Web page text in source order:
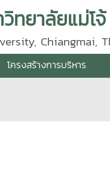
ทยาลัยแม่โจ้
Chiangmai,
โครงสร้างการบริหาร